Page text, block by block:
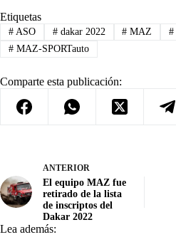
Etiquetas
#ASO #dakar 2022 # MAZ #
#MAZ-SPORTauto
Comparte esta publicación:
ANTERIOR
El equipo MAZ fue
retirado de la lista
de inscriptos del
Dakar 2022
Lea además: